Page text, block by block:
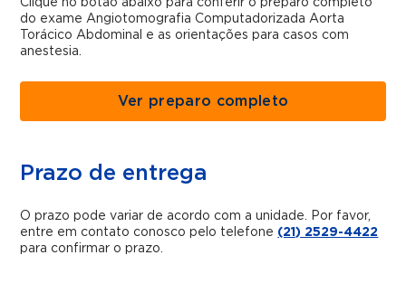
Clique no botão abaixo para conferir o preparo completo
do exame Angiotomografia Computadorizada Aorta
Torácico Abdominal e as orientações para casos com
anestesia.
Ver preparo completo
Prazo de entrega
O prazo pode variar de acordo com a unidade. Por favor,
entre em contato conosco pelo telefone (21) 2529-4422
para confirmar o prazo.